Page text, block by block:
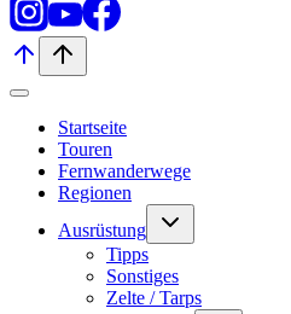
Startseite
Touren
Fernwanderwege
Regionen
Ausrüstung
Untermenü
Tipps
Sonstiges
Zelte / Tarps